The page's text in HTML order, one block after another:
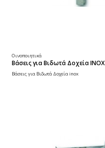
Οινοποιητικά
Βάσεις για Βιδωτά Δοχεία ΙΝΟΧ
Βάσεις για Βιδωτά Δοχεία inox